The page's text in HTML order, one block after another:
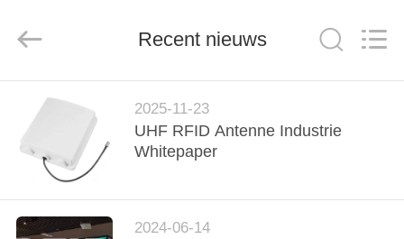
HUIS
PRODUCTEN
VIDEOS
Co.,LTD..
Recent nieuws
2025-11-23
UHF RFID Antenne Industrie
Whitepaper
2024-06-14